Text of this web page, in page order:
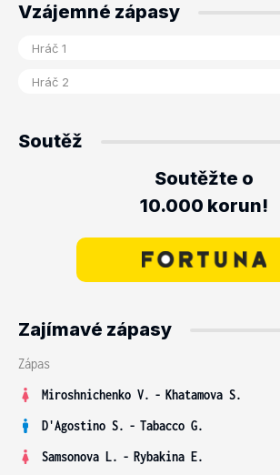
Vzájemné zápasy
Soutěž
Soutěžte o
10.000 korun!
Zajímavé zápasy
Zápas
Miroshnichenko V. - Khatamova S.
D'Agostino S. - Tabacco G.
Samsonova L. - Rybakina E.